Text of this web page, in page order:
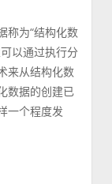
称为“结构化数
以通过执行分
来从结构化数
数据的创建已
一个程度发